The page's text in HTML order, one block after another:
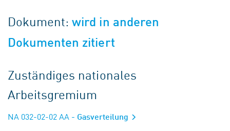
Dokument:wird in anderen
Dokumenten zitiert
Zuständiges nationales
Arbeitsgremium
NA 032-02-02 AA - Gasverteilung